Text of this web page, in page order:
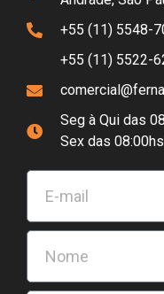
+55 (11) 5548-
+55 (11) 5522-
Seg à Qui das
Sex das